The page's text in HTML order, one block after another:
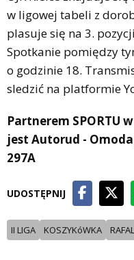
w ligowej tabeli z
plasuje się na 3.
Spotkanie pomiędzy
o godzinie 18.
sledzić na platformie
Partnerem SPORTU
jest Autorud -
297A
UDOSTĘPNIJ
II LIGA KOSZYKóWKA